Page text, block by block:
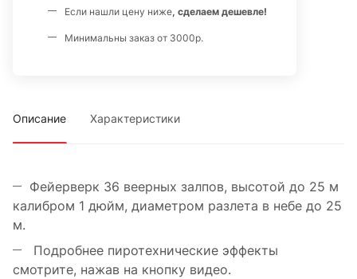
Если нашли цену ниже, сделаем дешевле!
Минимальны заказ от 3000р.
Описание Характеристики
Фейерверк 36 веерных залпов, высотой до 25 м
калибром 1 дюйм, диаметром разлета в небе до 25
м.
Подробнее пиротехнические эффекты
смотрите, нажав на кнопку видео.